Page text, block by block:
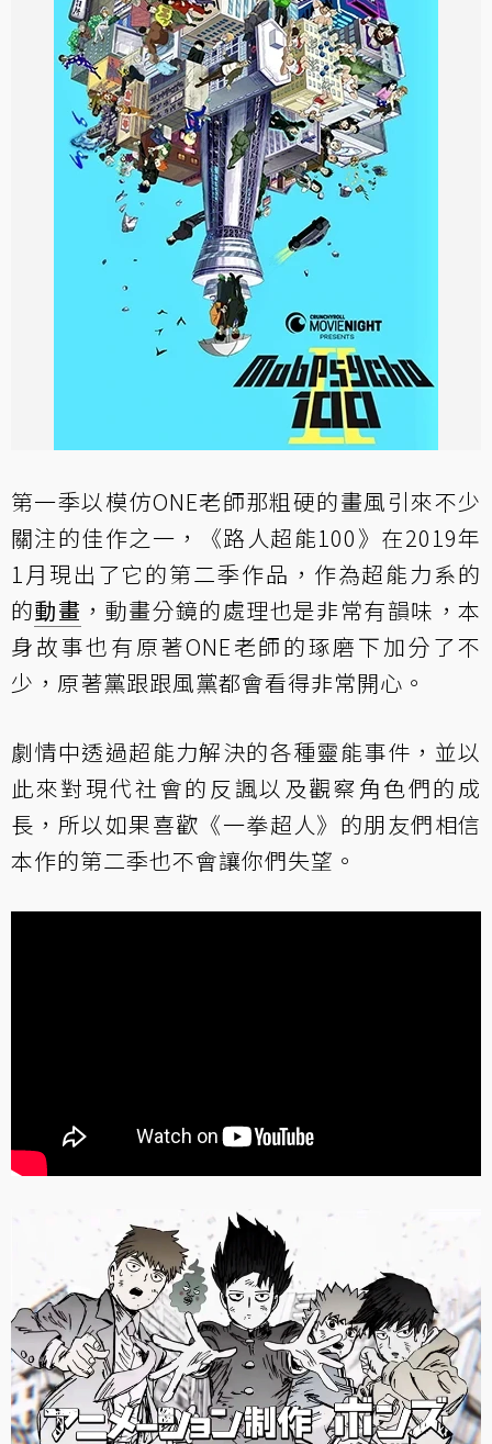
第一季以模仿ONE老師那粗硬的畫風引來不少
關注的佳作之一，《路人超能100》在2019年
1月現出了它的第二季作品，作為超能力系的
的動畫 ，動畫分鏡的處理也是非常有韻味，本
身故事也有原著ONE老師的琢磨下加分了不
少，原著黨跟跟風黨都會看得非常開心。
劇情中透過超能力解決的各種靈能事件，並以
此來對現代社會的反諷以及觀察角色們的成
長，所以如果喜歡《一拳超人》的朋友們相信
本作的第二季也不會讓你們失望。